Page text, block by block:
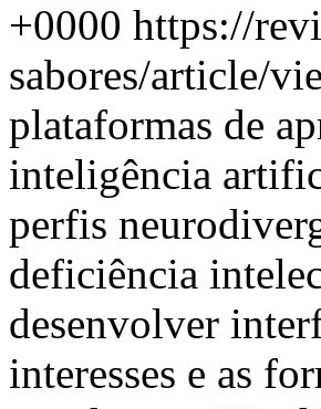
+0000 https://
sabores/article/
plataformas de
inteligência
perfis
deficiência
desenvolver
interesses e as